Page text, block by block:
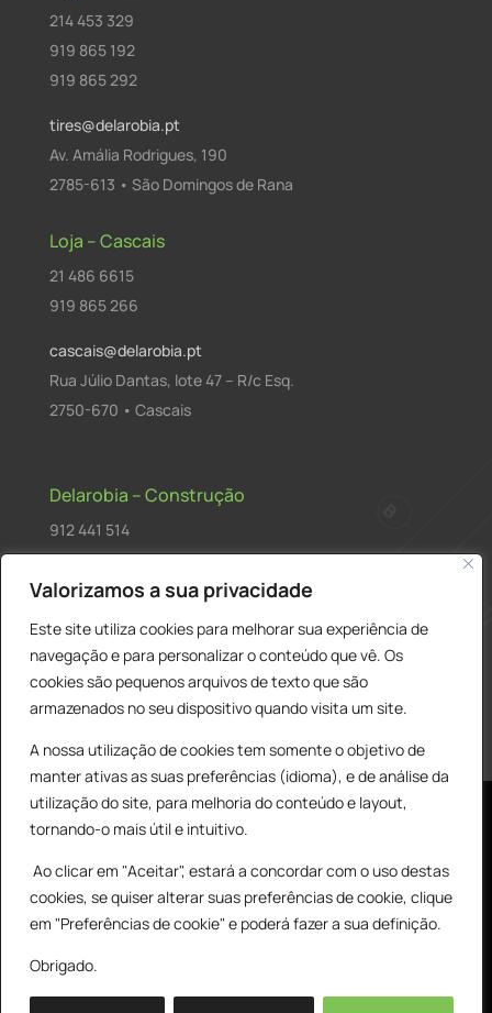
Valorizamos a sua privacidade
Este site utiliza cookies para melhorar sua experiência de
navegação e para personalizar o conteúdo que vê. Os
cookies são pequenos arquivos de texto que são
armazenados no seu dispositivo quando visita um site.
A nossa utilização de cookies tem somente o objetivo de
manter ativas as suas preferências (idioma), e de análise da
utilização do site, para melhoria do conteúdo e layout,
tornando-o mais útil e intuitivo.
Ao clicar em "Aceitar", estará a concordar com o uso destas
cookies, se quiser alterar suas preferências de cookie, clique
em "Preferências de cookie" e poderá fazer a sua definição.
Obrigado.
214 453 329
919 865 192
919 865 292
tires@delarobia.pt
Av. Amália Rodrigues, 190
2785-613 • São Domingos de Rana
Loja – Cascais
21 486 6615
919 865 266
cascais@delarobia.pt
Rua Júlio Dantas, lote 47 – R/c Esq.
2750-670 • Cascais
Delarobia – Construção
912 441 514
R. António Andrade, 1171
2820-287 • Charneca de Caparica
Products
search PESQUISAR
© All Copyright 2025 by Delarobia.pt 0